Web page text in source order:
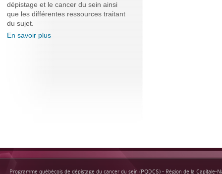
dépistage et le cancer du sein ainsi
que les différentes ressources traitant
du sujet.
En savoir plus
Programme québécois de dépistage du cancer du sein (PQDCS) - Région de la Capitale-